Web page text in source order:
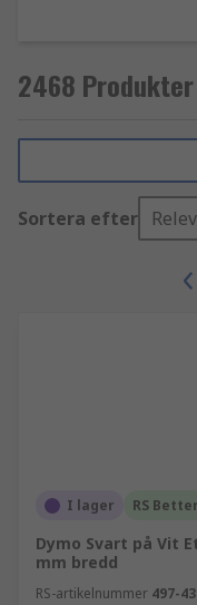
2468
Sortera efter
I lager RS
Dymo Svart på Vit
mm bredd
RS-artikelnummer 497-